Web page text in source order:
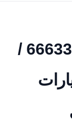
كهربائي كايين / 66633305 /